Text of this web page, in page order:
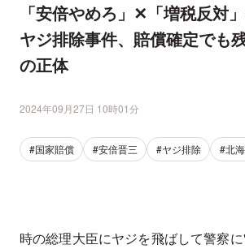
「安倍やめろ」✕「増税反対
ヤジ排除事件、賠償確定でも
の正体
2024年09月27日 10時01分
#国家賠償 #安倍晋三 #ヤジ排除 #北
時の総理大臣にヤジを飛ばして警察